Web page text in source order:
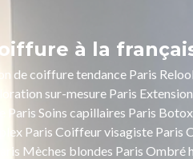
à la
de coiffure tendance Paris
sur-mesure Paris
Paris Soins capillaires Paris
Paris Coiffeur visagiste
Mèches blondes Paris Ombré